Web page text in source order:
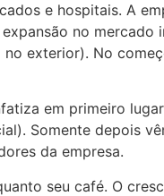
e hospitais. A
no mercado
exterior). No
em primeiro
Somente depois
da empresa.
seu café. O